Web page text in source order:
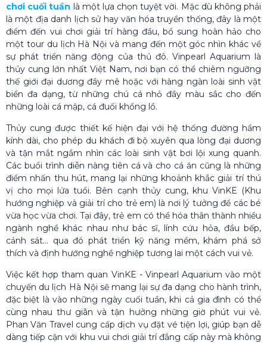
chơi cuối tuần là một lựa chọn tuyệt vời. Mặc dù không phải
là một địa danh lịch sử hay văn hóa truyền thống, đây là một
điểm đến vui chơi giải trí hàng đầu, bổ sung hoàn hảo cho
một tour du lịch Hà Nội và mang đến một góc nhìn khác về
sự phát triển năng động của thủ đô. Vinpearl Aquarium là
thủy cung lớn nhất Việt Nam, nơi bạn có thể chiêm ngưỡng
thế giới đại dương đầy mê hoặc với hàng ngàn loài sinh vật
biển đa dạng, từ những chú cá nhỏ đầy màu sắc cho đến
những loài cá mập, cá đuối khổng lồ.
Thủy cung được thiết kế hiện đại với hệ thống đường hầm
kính dài, cho phép du khách đi bộ xuyên qua lòng đại dương
và tận mắt ngắm nhìn các loài sinh vật bơi lội xung quanh.
Các buổi trình diễn nàng tiên cá và cho cá ăn cũng là những
điểm nhấn thu hút, mang lại những khoảnh khắc giải trí thú
vị cho mọi lứa tuổi. Bên cạnh thủy cung, khu VinKE (Khu
hướng nghiệp và giải trí cho trẻ em) là nơi lý tưởng để các bé
vừa học vừa chơi. Tại đây, trẻ em có thể hóa thân thành nhiều
ngành nghề khác nhau như bác sĩ, lính cứu hỏa, đầu bếp,
cảnh sát… qua đó phát triển kỹ năng mềm, khám phá sở
thích và định hướng nghề nghiệp tương lai một cách vui vẻ.
Việc kết hợp tham quan VinKE - Vinpearl Aquarium vào một
chuyến du lịch Hà Nội sẽ mang lại sự đa dạng cho hành trình,
đặc biệt là vào những ngày cuối tuần, khi cả gia đình có thể
cùng nhau thư giãn và tận hưởng những giờ phút vui vẻ.
Phan Văn Travel cung cấp dịch vụ đặt vé tiện lợi, giúp bạn dễ
dàng tiếp cận với khu vui chơi giải trí đẳng cấp này mà không